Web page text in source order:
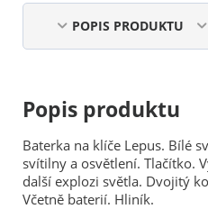
POPIS PRODUKTU
Popis produktu
Baterka na klíče Lepus. Bílé
svítilny a osvětlení. Tlačítko.
další explozi světla. Dvojitý
Včetně baterií. Hliník.